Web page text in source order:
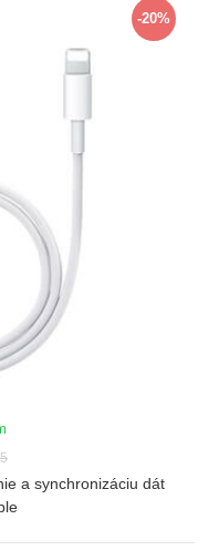
-20%
a synchronizáciu dát